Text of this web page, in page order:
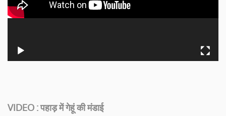
VIDEO : पहाड़ में गेहूं की मंडाई